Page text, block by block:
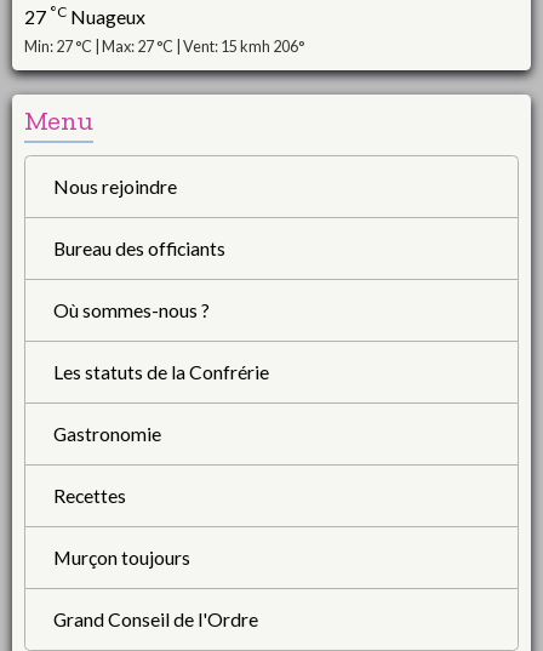
27 °C Nuageux
Min: 27 °C | Max: 27 °C | Vent: 15 kmh 206°
Menu
Nous rejoindre
Bureau des officiants
Où sommes-nous ?
Les statuts de la Confrérie
Gastronomie
Recettes
Murçon toujours
Grand Conseil de l'Ordre